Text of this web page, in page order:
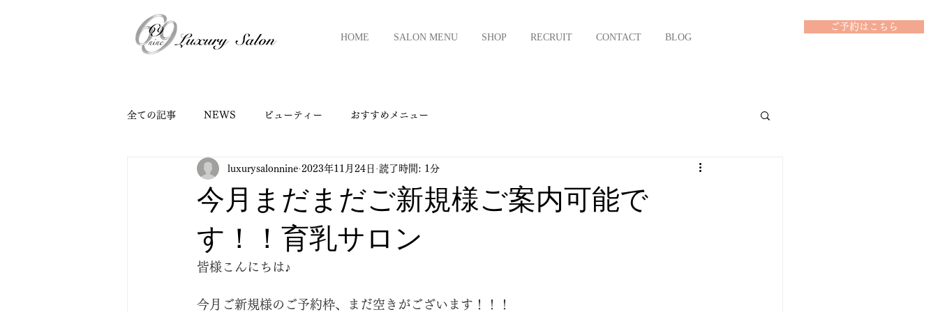
ご予約はこちら
HOME SALON MENU SHOP RECRUIT CONTACT BLOG
全ての記事 NEWS ビューティー おすすめメニュー
今月まだまだご新規様ご案内可能で
す！！育乳サロン
luxurysalonnine 2023年11月24日 読了時間: 1分
皆様こんにちは♪
今月ご新規様のご予約枠、まだ空きがございます！！！